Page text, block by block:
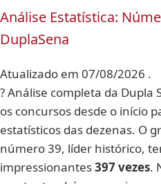
Análise Estatística:
DuplaSena
Atualizado em 07/08/2026 .
? Análise completa da Dupla
os concursos desde o início
estatísticos das dezenas. O
número 39, líder histórico,
impressionantes397 vezes.